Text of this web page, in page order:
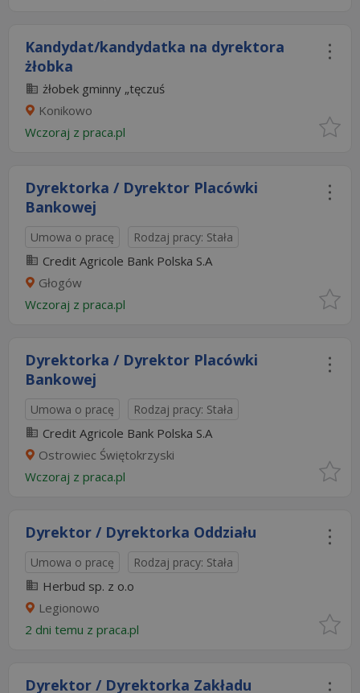
Kandydat/kandydatka na dyrektora
żłobka
żłobek gminny „tęczuś
Konikowo
Wczoraj z praca.pl
Dyrektorka / Dyrektor Placówki
Bankowej
Umowa o pracę Rodzaj pracy: Stała
Credit Agricole Bank Polska S.A
Głogów
Wczoraj z praca.pl
Dyrektorka / Dyrektor Placówki
Bankowej
Umowa o pracę Rodzaj pracy: Stała
Credit Agricole Bank Polska S.A
Ostrowiec Świętokrzyski
Wczoraj z praca.pl
Dyrektor / Dyrektorka Oddziału
Umowa o pracę Rodzaj pracy: Stała
Herbud sp. z o.o
Legionowo
2 dni temu z praca.pl
Dyrektor / Dyrektorka Zakładu